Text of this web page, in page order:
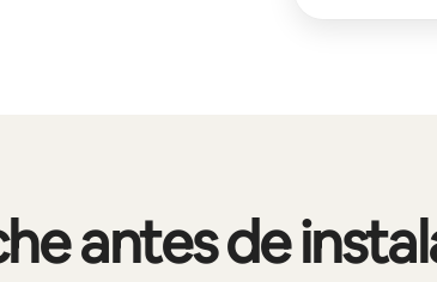
antes de